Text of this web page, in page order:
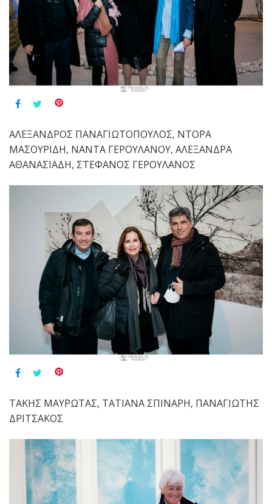
ΑΛΕΞΑΝΔΡΟΣ ΠΑΝΑΓΙΩΤΟΠΟΥΛΟΣ, ΝΤΟΡΑ
ΜΑΣΟΥΡΙΔΗ, ΝΑΝΤΑ ΓΕΡΟΥΛΑΝΟΥ, ΑΛΕΞΑΝΔΡΑ
ΑΘΑΝΑΣΙΑΔΗ, ΣΤΕΦΑΝΟΣ ΓΕΡΟΥΛΑΝΟΣ
ΤΑΚΗΣ ΜΑΥΡΩΤΑΣ, ΤΑΤΙΑΝΑ ΣΠΙΝΑΡΗ, ΠΑΝΑΓΙΩΤΗΣ
ΔΡΙΤΣΑΚΟΣ